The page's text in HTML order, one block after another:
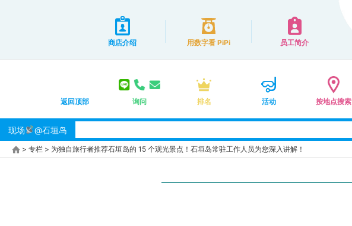
商店介绍 用数字看 PiPi 员工简介
返回顶部 询问 排名 活动 按地点搜索
现场 @石垣岛
> 专栏 > 为独自旅行者推荐石垣岛的 15 个观光景点！石垣岛常驻工作人员为您深入讲解！